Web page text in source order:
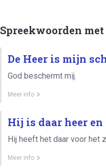
Spreekwoorden met
De Heer is mijn
God beschermt mij.
Meer info
Hij is daar heer en
Hij heeft het daar voor het
Meer info